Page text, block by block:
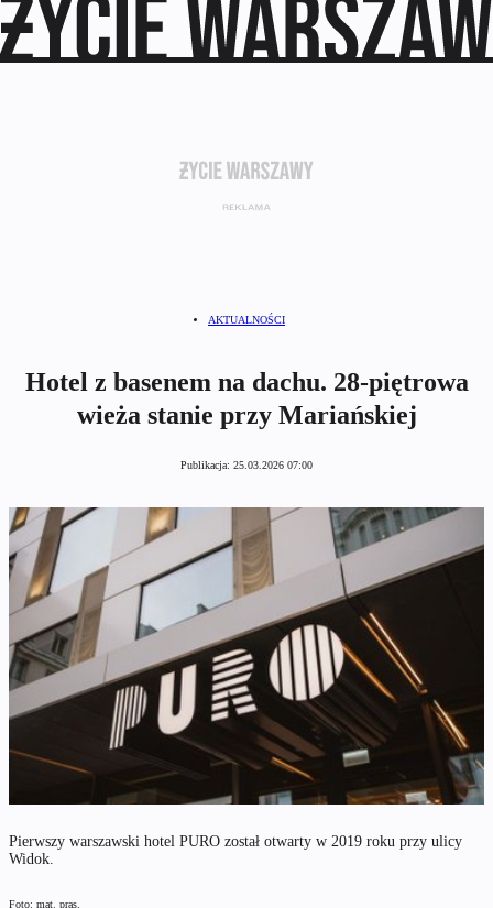
AKTUALNOŚCI
Hotel z basenem na dachu. 28-piętrowa
wieża stanie przy Mariańskiej
Publikacja: 25.03.2026 07:00
Pierwszy warszawski hotel PURO został otwarty w 2019 roku przy ulicy
Widok.
Foto: mat. pras.